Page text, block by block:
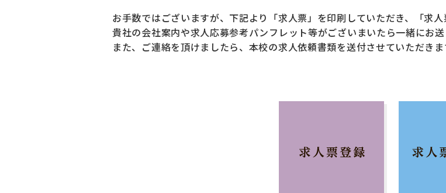
お手数ではございますが、下記より「求人票」を印刷していただき、「求
貴社の会社案内や求人応募参考パンフレット等がございまいたら一緒にお送
また、ご連絡を頂けましたら、本校の求人依頼書類を送付させていただきま